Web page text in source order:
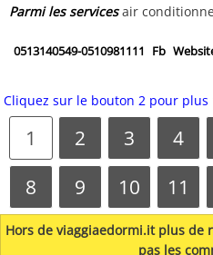
Parmi les servicesair
0513140549-0510981111 Fb
Cliquez sur le bouton 2 pour plus
1 2 3 4
8
9 10 11
Hors de viaggiaedormi.it plus de
pas les